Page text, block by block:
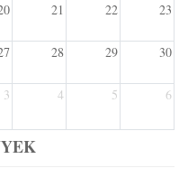
21 22 23
28 29 30
3 4 5 6